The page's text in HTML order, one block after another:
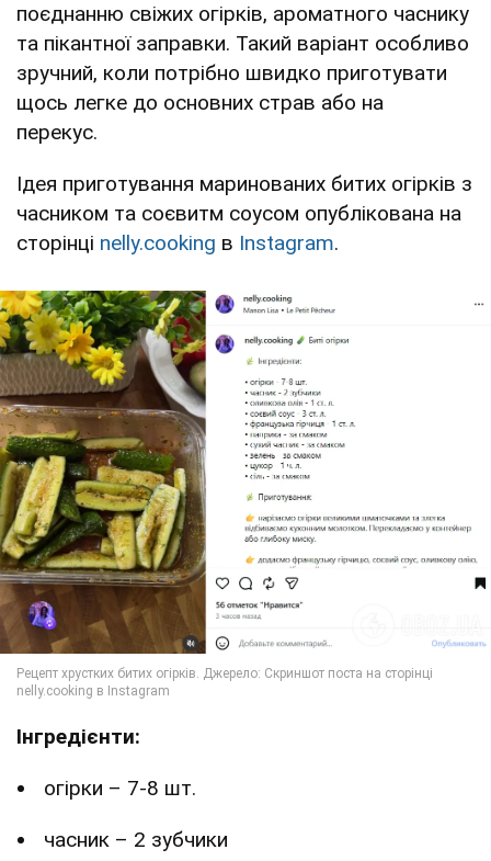
поєднанню свіжих огірків, ароматного часнику
та пікантної заправки. Такий варіант особливо
зручний, коли потрібно швидко приготувати
щось легке до основних страв або на
перекус.
Ідея приготування маринованих битих огірків з
часником та соєвитм соусом опублікована на
сторінці nelly.cooking в Instagram.
Інгредієнти:
огірки – 7-8 шт.
часник – 2 зубчики